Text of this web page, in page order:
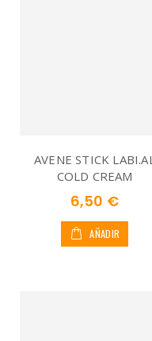
AVENE STICK LABI.AL
COLD CREAM
6,50 €
AÑADIR